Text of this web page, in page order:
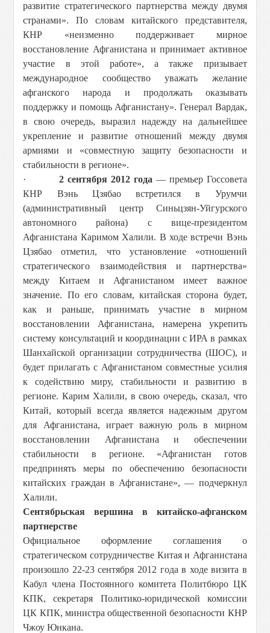
развитие стратегического партнерства между двумя
странами». По словам китайского представителя,
КНР «неизменно поддерживает мирное
восстановление Афганистана и принимает активное
участие в этой работе», а также призывает
международное сообщество уважать желание
афганского народа и продолжать оказывать
поддержку и помощь Афганистану». Генерал Вардак,
в свою очередь, выразил надежду на дальнейшее
укрепление и развитие отношений между двумя
армиями и «совместную защиту безопасности и
стабильности в регионе».
· 2 сентября 2012 года — премьер Госсовета
КНР Вэнь Цзябао встретился в Урумчи
(административный центр Синьцзян-Уйгурского
автономного района) с вице-президентом
Афганистана Каримом Халили. В ходе встречи Вэнь
Цзябао отметил, что установление «отношений
стратегического взаимодействия и партнерства»
между Китаем и Афганистаном имеет важное
значение. По его словам, китайская сторона будет,
как и раньше, принимать участие в мирном
восстановлении Афганистана, намерена укрепить
систему консультаций и координации с ИРА в рамках
Шанхайской организации сотрудничества (ШОС), и
будет прилагать с Афганистаном совместные усилия
к содействию миру, стабильности и развитию в
регионе. Карим Халили, в свою очередь, сказал, что
Китай, который всегда является надежным другом
для Афганистана, играет важную роль в мирном
восстановлении Афганистана и обеспечении
стабильности в регионе. «Афганистан готов
предпринять меры по обеспечению безопасности
китайских граждан в Афганистане», — подчеркнул
Халили.
Сентябрьская вершина в китайско-афганском
партнерстве
Официальное оформление соглашения о
стратегическом сотрудничестве Китая и Афганистана
произошло 22-23 сентября 2012 года в ходе визита в
Кабул члена Постоянного комитета Политбюро ЦК
КПК, секретаря Политико-юридической комиссии
ЦК КПК, министра общественной безопасности КНР
Чжоу Юнкана.